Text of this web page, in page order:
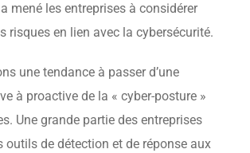
mené les entreprises à considérer
risques en lien avec la cybersécurité.
une tendance à passer d’une
à proactive de la « cyber-posture »
Une grande partie des entreprises
outils de détection et de réponse aux